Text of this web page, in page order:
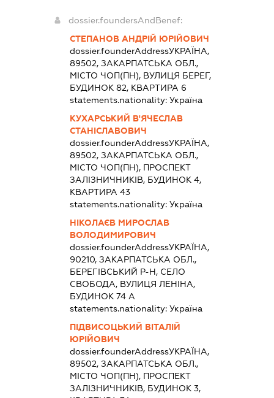
dossier.foundersAndBenef:
СТЕПАНОВ АНДРІЙ ЮРІЙОВИЧ
dossier.founderAddressУКРАЇНА,
89502, ЗАКАРПАТСЬКА ОБЛ.,
МІСТО ЧОП(ПН), ВУЛИЦЯ БЕРЕГ,
БУДИНОК 82, КВАРТИРА 6
statements.nationality:Україна
КУХАРСЬКИЙ В'ЯЧЕСЛАВ
СТАНІСЛАВОВИЧ
dossier.founderAddressУКРАЇНА,
89502, ЗАКАРПАТСЬКА ОБЛ.,
МІСТО ЧОП(ПН), ПРОСПЕКТ
ЗАЛІЗНИЧНИКІВ, БУДИНОК 4,
КВАРТИРА 43
statements.nationality:Україна
НІКОЛАЄВ МИРОСЛАВ
ВОЛОДИМИРОВИЧ
dossier.founderAddressУКРАЇНА,
90210, ЗАКАРПАТСЬКА ОБЛ.,
БЕРЕГІВСЬКИЙ Р-Н, СЕЛО
СВОБОДА, ВУЛИЦЯ ЛЕНІНА,
БУДИНОК 74 А
statements.nationality:Україна
ПІДВИСОЦЬКИЙ ВІТАЛІЙ
ЮРІЙОВИЧ
dossier.founderAddressУКРАЇНА,
89502, ЗАКАРПАТСЬКА ОБЛ.,
МІСТО ЧОП(ПН), ПРОСПЕКТ
ЗАЛІЗНИЧНИКІВ, БУДИНОК 3,